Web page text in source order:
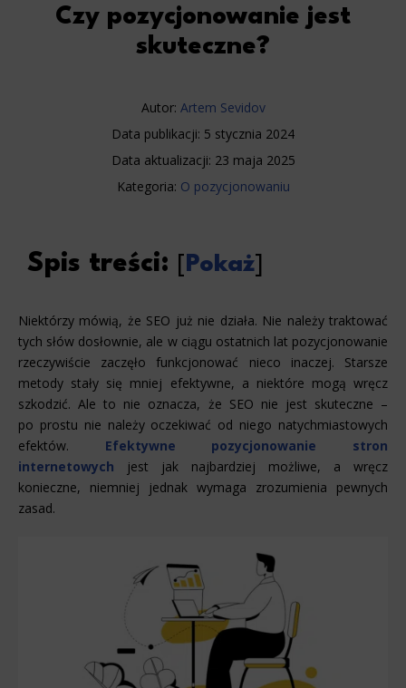
Czy pozycjonowanie jest
skuteczne?
Autor: Artem Sevidov
Data publikacji: 5 stycznia 2024
Data aktualizacji: 23 maja 2025
Kategoria: O pozycjonowaniu
Spis treści: Pokaż
Niektórzy mówią, że SEO już nie działa. Nie należy traktować
tych słów dosłownie, ale w ciągu ostatnich lat pozycjonowanie
rzeczywiście zaczęło funkcjonować nieco inaczej. Starsze
metody stały się mniej efektywne, a niektóre mogą wręcz
szkodzić. Ale to nie oznacza, że SEO nie jest skuteczne –
po prostu nie należy oczekiwać od niego natychmiastowych
efektów. Efektywne pozycjonowanie stron
internetowych
jest jak najbardziej możliwe, a wręcz
konieczne, niemniej jednak wymaga zrozumienia pewnych
zasad.